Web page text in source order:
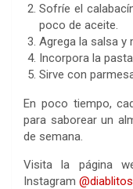
Sofríe el
poco de aceite.
Agrega la salsa y
Incorpora la
Sirve con
En poco tiempo,
para saborear un
de semana.
Visita la página
Instagram